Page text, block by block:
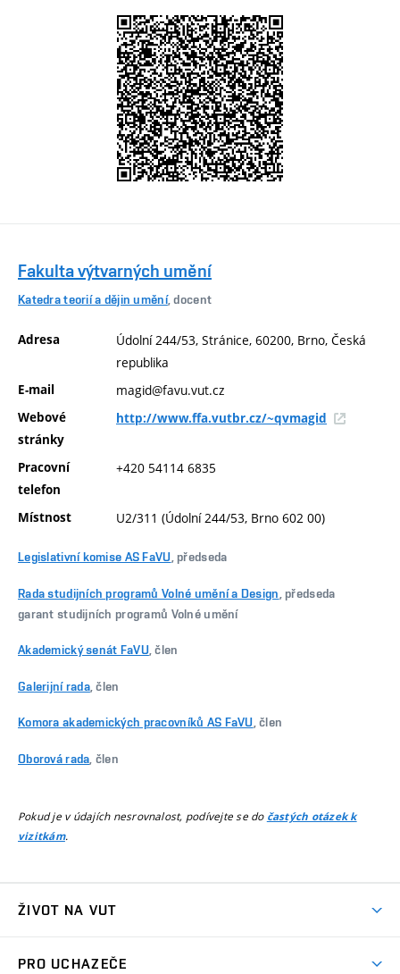
Fakulta výtvarných umění
Katedra teorií a dějin umění, docent
Adresa
Údolní 244/53, Stránice, 60200, Brno, Česká
republika
E-mail magid@favu.vut.cz
Webové
stránky
http://www.ffa.vutbr.cz/~qvmagid
Pracovní
telefon
+420 54114 6835
Místnost U2/311 (Údolní 244/53, Brno 602 00)
Legislativní komise AS FaVU, předseda
Rada studijních programů Volné umění a Design , předseda
garant studijních programů Volné umění
Akademický senát FaVU, člen
Galerijní rada, člen
Komora akademických pracovníků AS FaVU, člen
Oborová rada , člen
Pokud je v údajích nesrovnalost, podívejte se do častých otázek k
vizitkám.
ŽIVOT NA VUT
PRO UCHAZEČE